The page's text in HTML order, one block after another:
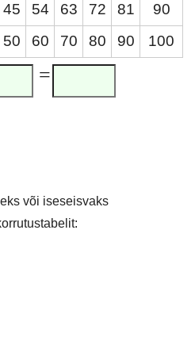
45 54 63 72 81
90
50 60 70 80 90 100
=
või iseseisvaks